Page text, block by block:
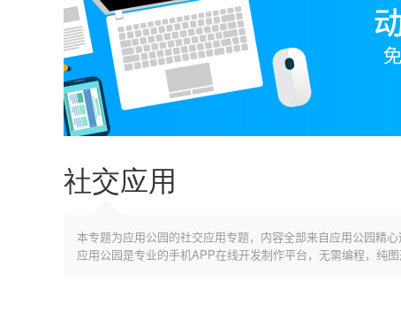
社交应用
本专题为应用公园的社交应用专题，内容全部来自应用公园精心
应用公园是专业的手机APP在线开发制作平台，无需编程，纯